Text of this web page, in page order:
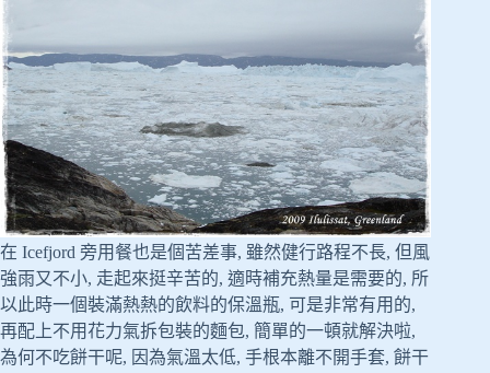
在 Icefjord 旁用餐也是個苦差事, 雖然健行路程不長, 但風
強雨又不小, 走起來挺辛苦的, 適時補充熱量是需要的, 所
以此時一個裝滿熱熱的飲料的保溫瓶, 可是非常有用的,
再配上不用花力氣拆包裝的麵包, 簡單的一頓就解決啦,
為何不吃餅干呢, 因為氣溫太低, 手根本離不開手套, 餅干